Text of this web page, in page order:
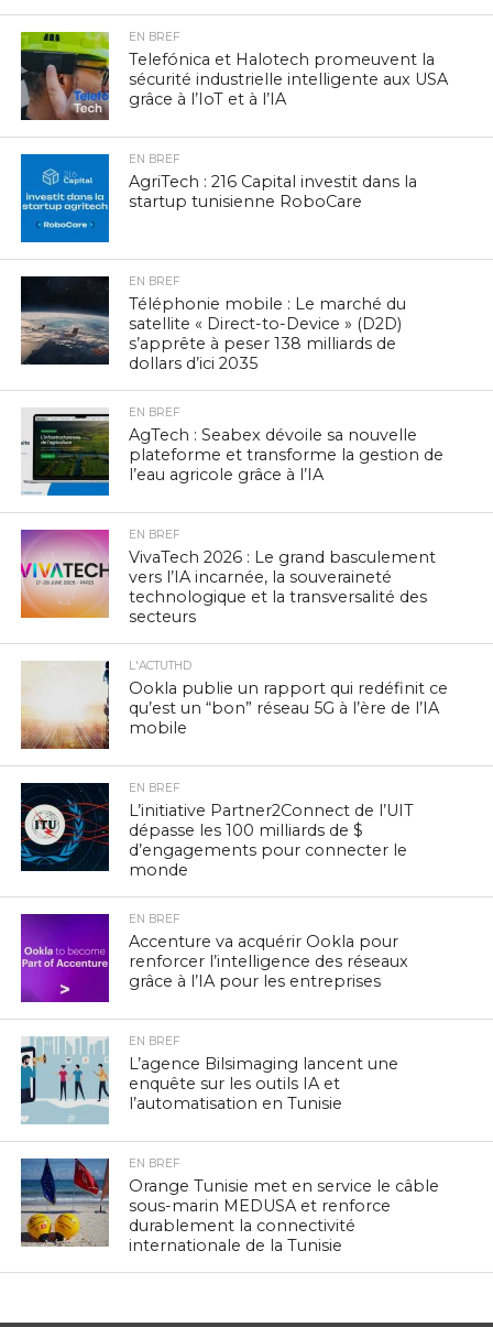
EN BREF
Telefónica et Halotech promeuvent la
sécurité industrielle intelligente aux USA
grâce à l’IoT et à l’IA
EN BREF
AgriTech : 216 Capital investit dans la
startup tunisienne RoboCare
EN BREF
Téléphonie mobile : Le marché du
satellite « Direct-to-Device » (D2D)
s’apprête à peser 138 milliards de
dollars d’ici 2035
EN BREF
AgTech : Seabex dévoile sa nouvelle
plateforme et transforme la gestion de
l’eau agricole grâce à l’IA
EN BREF
VivaTech 2026 : Le grand basculement
vers l’IA incarnée, la souveraineté
technologique et la transversalité des
secteurs
L'ACTUTHD
Ookla publie un rapport qui redéfinit ce
qu’est un “bon” réseau 5G à l’ère de l’IA
mobile
EN BREF
L’initiative Partner2Connect de l’UIT
dépasse les 100 milliards de $
d’engagements pour connecter le
monde
EN BREF
Accenture va acquérir Ookla pour
renforcer l’intelligence des réseaux
grâce à l’IA pour les entreprises
EN BREF
L’agence Bilsimaging lancent une
enquête sur les outils IA et
l’automatisation en Tunisie
EN BREF
Orange Tunisie met en service le câble
sous-marin MEDUSA et renforce
durablement la connectivité
internationale de la Tunisie